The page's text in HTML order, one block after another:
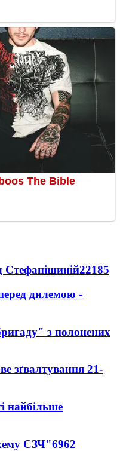
Стефанішиній22185
дилемою -
з полонених
зґвалтування 21-
найбільше
СЗЧ"6962